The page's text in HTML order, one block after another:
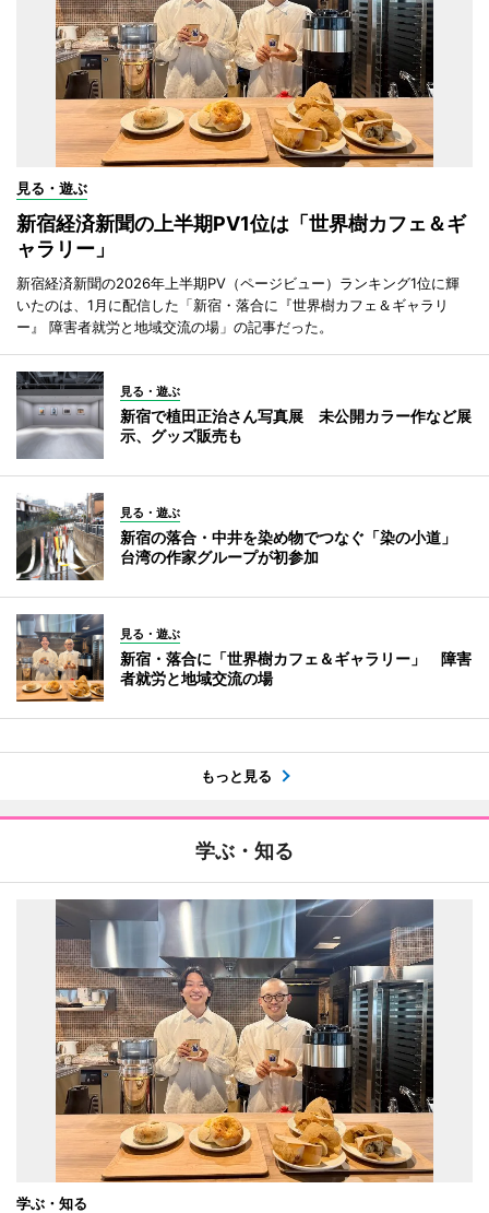
見る・遊ぶ
新宿経済新聞の上半期PV1位は「世界樹カフェ＆ギ
ャラリー」
新宿経済新聞の2026年上半期PV（ページビュー）ランキング1位に輝
いたのは、1月に配信した「新宿・落合に『世界樹カフェ＆ギャラリ
ー』 障害者就労と地域交流の場」の記事だった。
見る・遊ぶ
新宿で植田正治さん写真展 未公開カラー作など展
示、グッズ販売も
見る・遊ぶ
新宿の落合・中井を染め物でつなぐ「染の小道」
台湾の作家グループが初参加
見る・遊ぶ
新宿・落合に「世界樹カフェ＆ギャラリー」 障害
者就労と地域交流の場
もっと見る
学ぶ・知る
学ぶ・知る